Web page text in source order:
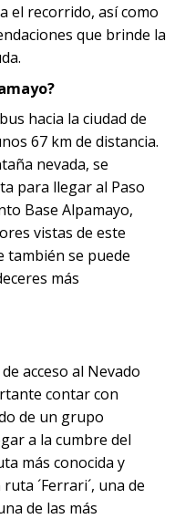
el recorrido, así como
que brinde la
hacia la ciudad de
67 km de distancia.
nevada, se
para llegar al Paso
Base Alpamayo,
vistas de este
también se puede
más
acceso al Nevado
contar con
de un grupo
a la cumbre del
más conocida y
´Ferrari´, una de
de las más